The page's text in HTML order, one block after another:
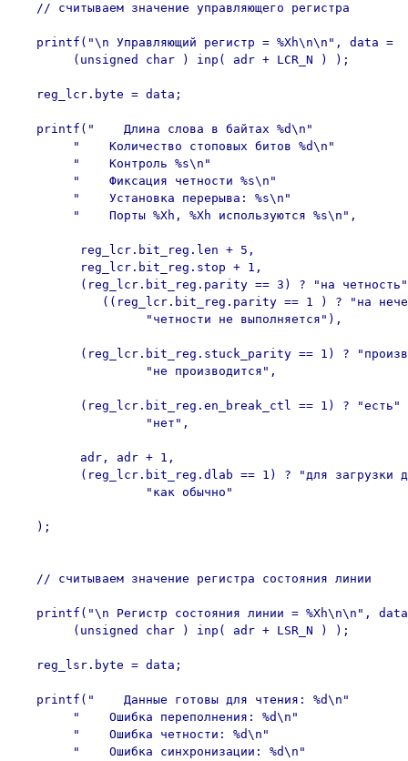
   // считываем значение управляющего регистра
   printf("\n Управляющий регистр = %Xh\n\n", data =
        (unsigned char ) inp( adr + LCR_N ) );
   reg_lcr.byte = data;
   printf("    Длина слова в байтах %d\n"
        "    Количество стоповых битов %d\n"
        "    Контроль %s\n"
        "    Фиксация четности %s\n"
        "    Установка перерыва: %s\n"
        "    Порты %Xh, %Xh используются %s\n",
         reg_lcr.bit_reg.len + 5,
         reg_lcr.bit_reg.stop + 1,
(reg_lcr.bit_reg.parity == 3) ? "на
((reg_lcr.bit_reg.parity == 1 ) ? "на
                  "четности не выполняется"),
(reg_lcr.bit_reg.stuck_parity == 1) ?
                  "не производится",
(reg_lcr.bit_reg.en_break_ctl == 1) ? "есть"
                  "нет",
         adr, adr + 1,
(reg_lcr.bit_reg.dlab == 1) ? "для загрузки
                  "как обычно"
   );
   // считываем значение регистра состояния линии
printf("\n Регистр состояния линии = %Xh\n\n",
        (unsigned char ) inp( adr + LSR_N ) );
   reg_lsr.byte = data;
   printf("    Данные готовы для чтения: %d\n"
        "    Ошибка переполнения: %d\n"
        "    Ошибка четности: %d\n"
        "    Ошибка синхронизации: %d\n"